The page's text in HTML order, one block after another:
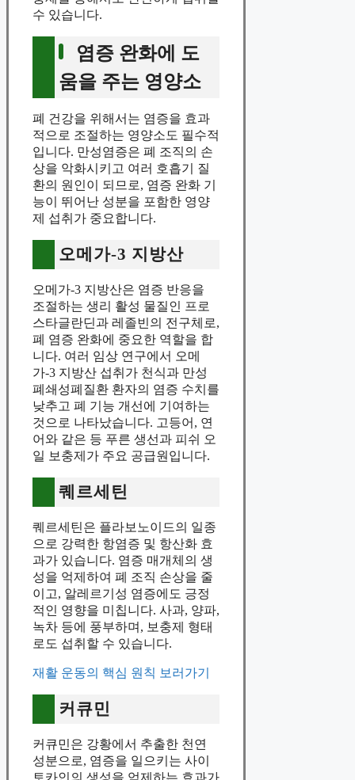
수 있습니다.
염증 완화에 도
움을 주는 영양소
폐 건강을 위해서는 염증을 효과
적으로 조절하는 영양소도 필수적
입니다. 만성염증은 폐 조직의 손
상을 악화시키고 여러 호흡기 질
환의 원인이 되므로, 염증 완화 기
능이 뛰어난 성분을 포함한 영양
제 섭취가 중요합니다.
오메가-3 지방산
오메가-3 지방산은 염증 반응을
조절하는 생리 활성 물질인 프로
스타글란딘과 레졸빈의 전구체로,
폐 염증 완화에 중요한 역할을 합
니다. 여러 임상 연구에서 오메
가-3 지방산 섭취가 천식과 만성
폐쇄성폐질환 환자의 염증 수치를
낮추고 폐 기능 개선에 기여하는
것으로 나타났습니다. 고등어, 연
어와 같은 등 푸른 생선과 피쉬 오
일 보충제가 주요 공급원입니다.
퀘르세틴
퀘르세틴은 플라보노이드의 일종
으로 강력한 항염증 및 항산화 효
과가 있습니다. 염증 매개체의 생
성을 억제하여 폐 조직 손상을 줄
이고, 알레르기성 염증에도 긍정
적인 영향을 미칩니다. 사과, 양파,
녹차 등에 풍부하며, 보충제 형태
로도 섭취할 수 있습니다.
재활 운동의 핵심 원칙 보러가기
커큐민
커큐민은 강황에서 추출한 천연
성분으로, 염증을 일으키는 사이